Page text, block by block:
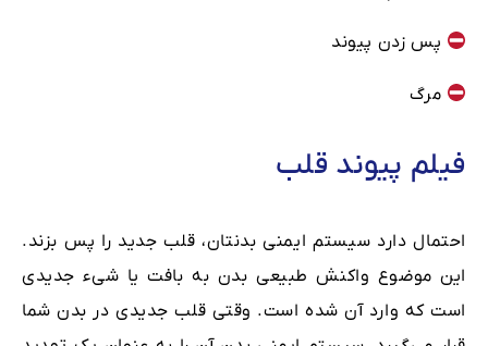
پس زدن پیوند
مرگ
فیلم پیوند قلب
احتمال دارد سیستم ایمنی بدنتان، قلب جدید را پس بزند.
این موضوع واکنش طبیعی بدن به بافت یا شیء جدیدی
است که وارد آن شده است. وقتی قلب جدیدی در بدن شما